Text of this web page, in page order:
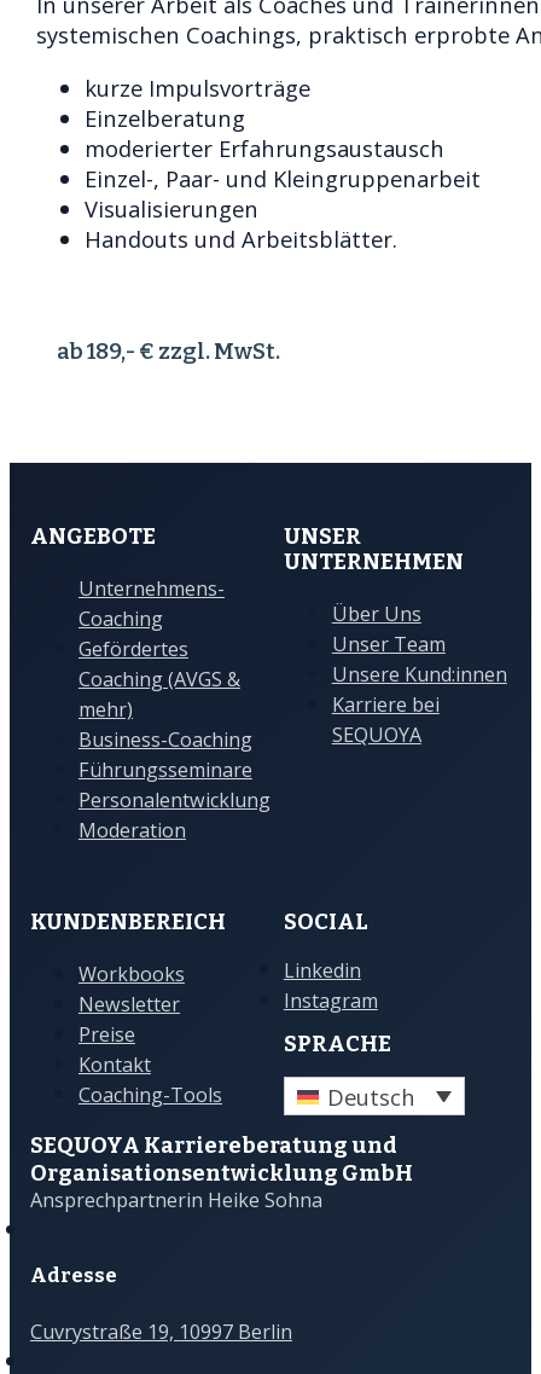
systemischen Coachings, praktisch erprobte
kurze Impulsvorträge
Einzelberatung
moderierter Erfahrungsaustausch
Einzel-, Paar- und Kleingruppenarbeit
Visualisierungen
Handouts und Arbeitsblätter.
ab 189,- € zzgl. MwSt.
ANGEBOTE
Unternehmens-
Coaching
Gefördertes
Coaching (AVGS &
mehr)
Business-Coaching
Führungsseminare
Personalentwicklung
Moderation
UNSER
UNTERNEHMEN
Über Uns
Unser Team
Unsere Kund:innen
Karriere bei
SEQUOYA
KUNDENBEREICH
Workbooks
Newsletter
Preise
Kontakt
Coaching-Tools
SOCIAL
Linkedin
Instagram
SPRACHE
Deutsch
SEQUOYA Karriere­­beratung und
Organisations­­entwicklung GmbH
Ansprechpartnerin Heike Sohna
Adresse
Cuvrystraße 19, 10997 Berlin